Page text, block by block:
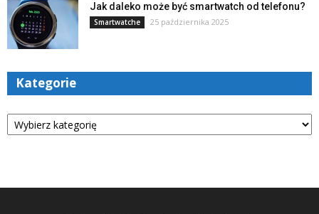
Jak daleko może być smartwatch od telefonu?
Smartwatche 25 października 2025
Kategorie
Kategorie